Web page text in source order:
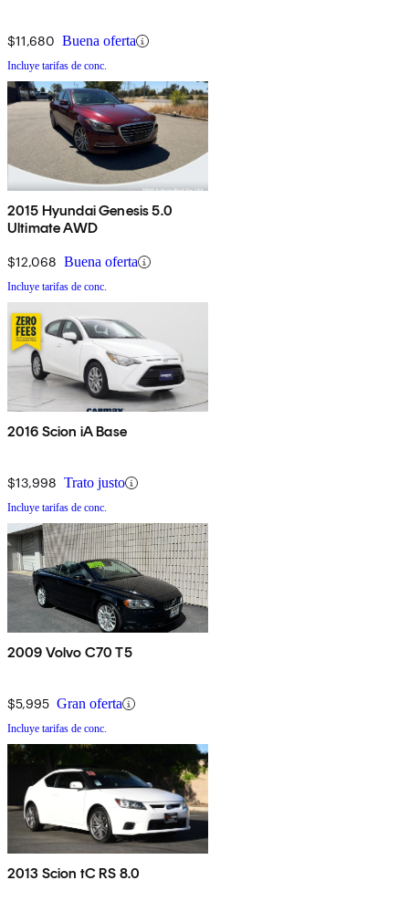
$11,680 Buena oferta
Incluye tarifas de conc.
2015 Hyundai Genesis 5.0
Ultimate AWD
$12,068 Buena oferta
Incluye tarifas de conc.
2016 Scion iA Base
$13,998 Trato justo
Incluye tarifas de conc.
2009 Volvo C70 T5
$5,995 Gran oferta
Incluye tarifas de conc.
2013 Scion tC RS 8.0